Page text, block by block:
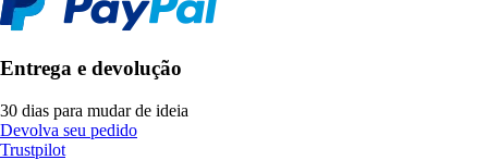
Entrega e devolução
30 dias para mudar de ideia
Devolva seu pedido
Trustpilot